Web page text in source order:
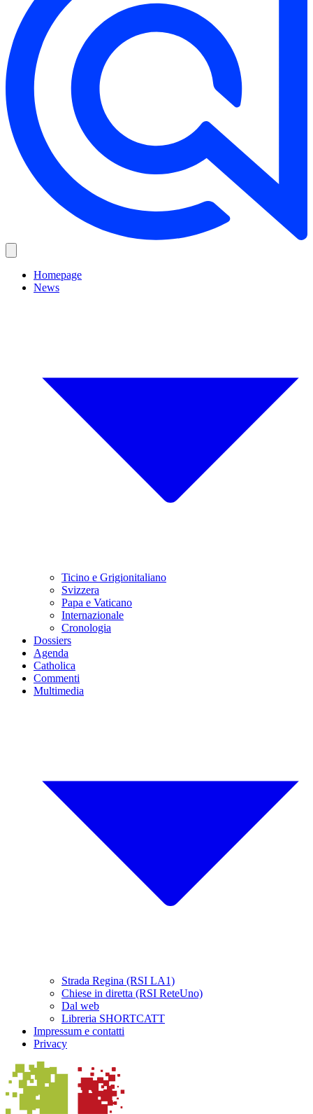
Homepage
News
Ticino e Grigionitaliano
Svizzera
Papa e Vaticano
Internazionale
Cronologia
Dossiers
Agenda
Catholica
Commenti
Multimedia
Strada Regina (RSI LA1)
Chiese in diretta (RSI ReteUno)
Dal web
Libreria SHORTCATT
Impressum e contatti
Privacy